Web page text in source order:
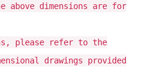
above dimensions are for
please refer to the
drawings provided